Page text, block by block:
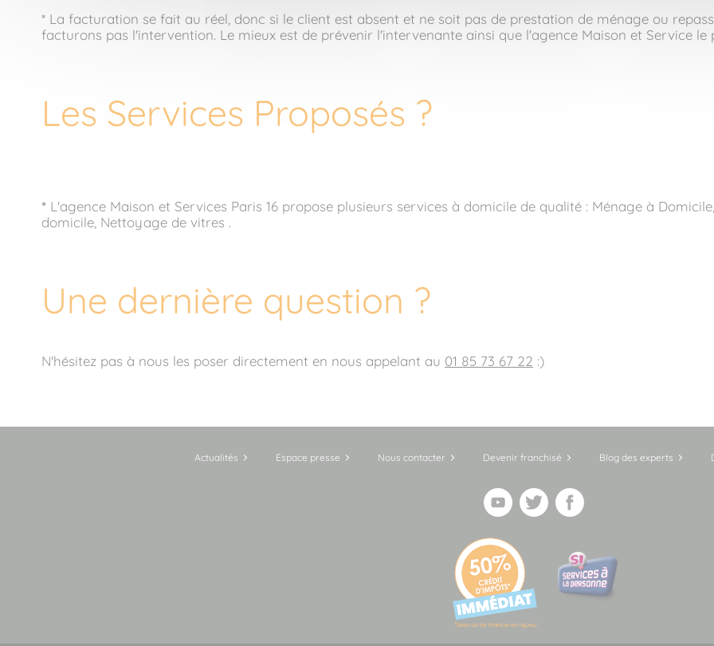
* La facturation se fait au réel, donc si le client est absent et ne soit pas de prestation de ménage ou
facturons pas l'intervention. Le mieux est de prévenir l'intervenante ainsi que l'agence Maison et Service
Les Services Proposés ?
* L'agence Maison et Services Paris 16 propose plusieurs services à domicile de qualité : Ménage à
domicile, Nettoyage de vitres .
Une dernière question ?
N'hésitez pas à nous les poser directement en nous appelant au 01 85 73 67 22 :)
Actualités Espace presse Nous contacter Devenir franchisé Blog des experts